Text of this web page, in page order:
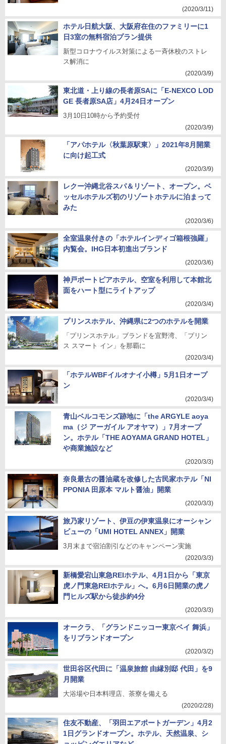
(2020/3/11)
ホテル日航大阪、大阪府在住のファミリーに1
日3室の無料宿泊プラン提供
新型コロナウイルス対策による一斉休校のストレ
ス解消に
(2020/3/9)
東北道・上り線の長者原SAに「E-NEXCO LOD
GE 長者原SA店」4月24日オープン
3月10日10時から予約受付
(2020/3/9)
「アパホテル〈秋葉原駅東〉」2021年8月開業
に向け起工式
(2020/3/9)
レクー沖縄北谷スパ＆リゾート、オープン。ベ
ッセルホテルズ初のリゾートホテルに泊まって
みた
(2020/3/6)
全室温泉付きの「ホテルインディゴ箱根強羅」
内覧会。IHG日本初進出ブランド
(2020/3/6)
神戸ポートピアホテル、空室を利用して本館北
面をハート型にライトアップ
(2020/3/4)
プリンスホテル、沖縄県に2つのホテルを開業
「プリンスホテル」ブランドを宜野湾、「プリン
ス スマート イン」を那覇に
(2020/3/4)
「ホテルWBFイルオナイ小樽」5月1日オープ
ン
(2020/3/4)
青山ベルコモンズ跡地に「the ARGYLE aoya
ma（ジ アーガイル アオヤマ）」7月オープ
ン。ホテル「THE AOYAMA GRAND HOTEL」
や商業施設など
(2020/3/3)
奈良最古の醤油蔵を改修した古民家ホテル「NI
PPONIA 田原本 マルト醤油」開業
(2020/3/3)
旅乃家リゾート、伊豆の伊東温泉にオーシャン
ビューの「UMI HOTEL ANNEX」開業
3月末まで宿泊割引などのキャンペーン実施
(2020/3/3)
新橋愛宕山東急REIホテル、4月1日から「東京
虎ノ門東急REIホテル」へ。6月6日開業の虎ノ
門ヒルズ駅から徒歩約4分
(2020/3/3)
オークラ、「グランドニッコー東京ベイ 舞浜」
をリブランドオープン
(2020/3/2)
世田谷区代田に「温泉旅館 由縁別邸 代田」を9
月開業
大浴場や日本料理店、茶寮を備える
(2020/2/28)
住友不動産、「羽田エアポートガーデン」4月2
1日グランドオープン。ホテル、天然温泉、シ